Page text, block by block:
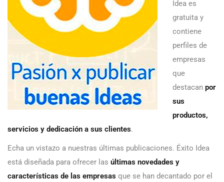
Idea es
gratuita y
contiene
perfiles de
empresas
que
destacan por
sus
productos,
servicios y dedicación a sus clientes.
Echa un vistazo a nuestras últimas publicaciones. Éxito Idea
está diseñada para ofrecer las últimas novedades y
características de las empresas que se han decantado por el